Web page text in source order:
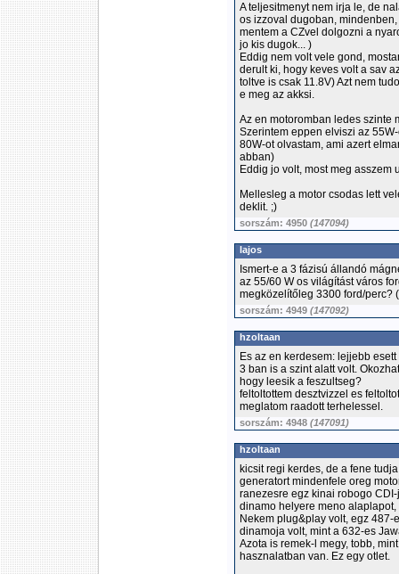
A teljesitmenyt nem irja le, de
os izzoval dugoban,
mentem a CZvel dolgozni a
jo kis dugok... )
Eddig nem volt vele gond,
derult ki, hogy keves volt a sav
toltve is csak 11.8V) Azt nem
e meg az akksi.
Az en motoromban ledes szinte
Szerintem eppen elviszi az
80W-ot olvastam, ami azert
abban)
Eddig jo volt, most meg asszem
Mellesleg a motor csodas lett
deklit. ;)
sorszám: 4950 (147094)
lajos
Ismert-e a 3 fázisú állandó
az 55/60 W os világítást város
megközelítőleg 3300 ford/perc?
sorszám: 4949 (147092)
hzoltaan
Es az en kerdesem: lejjebb
3 ban is a szint alatt volt.
hogy leesik a feszultseg?
feltoltottem desztvizzel es
meglatom raadott terhelessel.
sorszám: 4948 (147091)
hzoltaan
kicsit regi kerdes, de a fene
generatort mindenfele oreg
ranezesre egz kinai robogo
dinamo helyere meno
Nekem plug&play volt, egz
dinamoja volt, mint a 632-es
Azota is remek-l megy, tobb,
hasznalatban van. Ez egy otlet.